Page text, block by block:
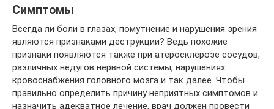
Симптомы
Всегда ли боли в глазах, помутнение и нарушения зрения
являются признаками деструкции? Ведь похожие
признаки появляются также при атеросклерозе сосудов,
различных недугов нервной системы, нарушениях
кровоснабжения головного мозга и так далее. Чтобы
правильно определить причину неприятных симптомов и
назначить адекватное лечение, врач должен провести